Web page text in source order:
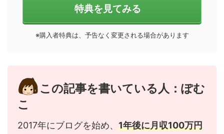
特典を見てみる
※購入者特典は、予告なく変更される場合があります
この記事を書いている人：ぽむ
こ
2017年にブログを始め、 1年後に月収100万円